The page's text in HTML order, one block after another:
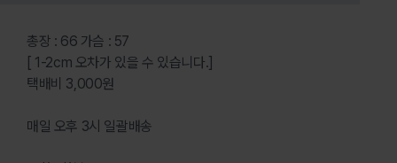
총장 : 66 가슴 : 57
[ 1-2cm 오차가 있을 수 있습니다.]
택배비 3,000원
매일 오후 3시 일괄배송